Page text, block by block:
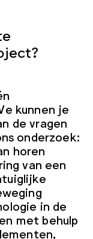
kunnen je
de vragen
onderzoek:
horen
van een
in de
met behulp